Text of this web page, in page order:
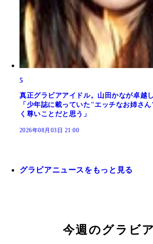
5
真正グラビアアイドル。山田かなが卓越
「少年誌に載っていた"エッチなお姉さ
く尊いことだと思う」
2026年08月03日 21:00
グラビアニュースをもっと見る
今週のグラビア